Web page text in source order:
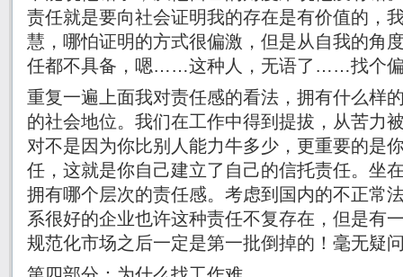
责任就是要向社会证明我的存在是有价值的，
慧，哪怕证明的方式很偏激，但是从自我的角
任都不具备，嗯……这种人，无语了……找个
重复一遍上面我对责任感的看法，拥有什么样
的社会地位。我们在工作中得到提拔，从苦力
对不是因为你比别人能力牛多少，更重要的是
任，这就是你自己建立了自己的信托责任。坐
拥有哪个层次的责任感。考虑到国内的不正常
系很好的企业也许这种责任不复存在，但是有
规范化市场之后一定是第一批倒掉的！毫无疑